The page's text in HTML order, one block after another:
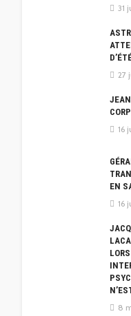
31
27
16
EN
16
8